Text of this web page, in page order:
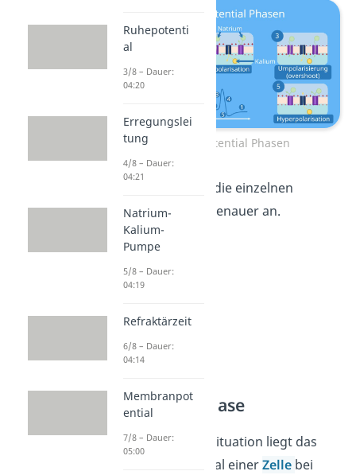
Aktionspotential Phasen
Schauen wir uns die einzelnen
Abschnitte jetzt genauer an.
Initiationsphase
In der Ausgangssituation liegt das
Membranpotential einerZelle bei
Ruhepotenti
al
3/8 – Dauer:
04:20
Erregungslei
tung
4/8 – Dauer:
04:21
Natrium-
Kalium-
Pumpe
5/8 – Dauer:
04:19
Refraktärzeit
6/8 – Dauer:
04:14
Membranpot
ential
7/8 – Dauer:
05:00